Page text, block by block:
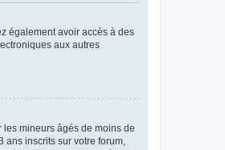
également avoir accès à des
aux autres
les mineurs âgés de moins de
inscrits sur votre forum,